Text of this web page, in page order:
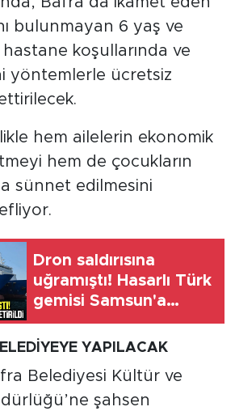
bulunmayan 6 yaş ve
koşullarında ve
yöntemlerle ücretsiz
hem ailelerin ekonomik
hem de çocukların
sünnet edilmesini
Dron saldırısına
uğramıştı! Hasarlı Türk
gemisi Samsun'a
getirildi
YAPILACAK
Belediyesi Kültür ve
şahsen